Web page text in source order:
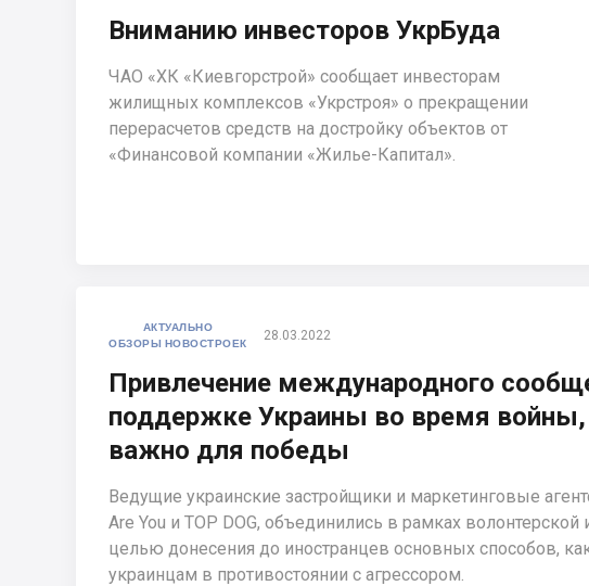
Вниманию инвесторов УкрБуда
ЧАО «ХК «Киевгорстрой» сообщает инвесторам
жилищных комплексов «Укрстроя» о прекращении
перерасчетов средств на достройку объектов от
«Финансовой компании «Жилье-Капитал».
АКТУАЛЬНО
ОБЗОРЫ НОВОСТРОЕК
28.03.2022
Привлечение международного
поддержке Украины во время войны,
важно для победы
Ведущие украинские застройщики и маркетинговые
Are You и TOP DOG, объединились в рамках волонтерской
целью донесения до иностранцев основных способов,
украинцам в противостоянии с агрессором.